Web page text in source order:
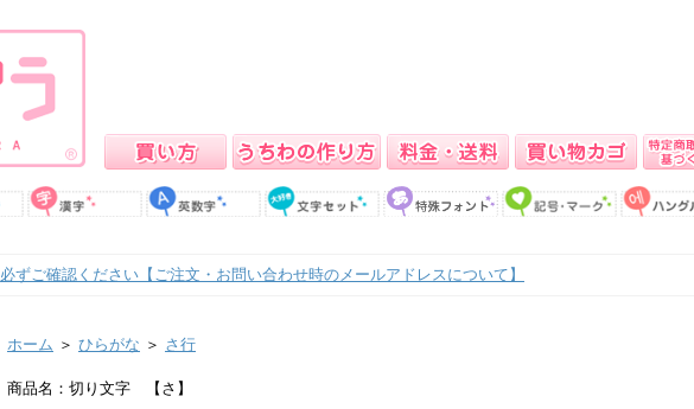
必ずご確認ください【ご注文・お問い合わせ時のメールアドレスについて】
ホーム ＞ ひらがな ＞ さ行
商品名：切り文字 【さ】